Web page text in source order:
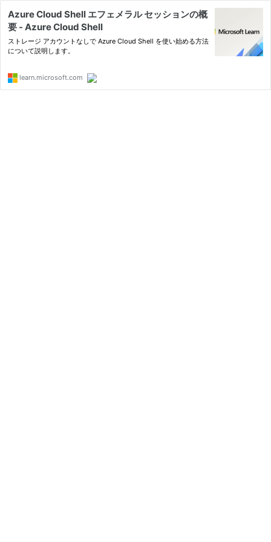
Azure Cloud Shell エフェメラル セッションの概
要 - Azure Cloud Shell
ストレージ アカウントなしで Azure Cloud Shell を使い始める方法
について説明します。
learn.microsoft.com